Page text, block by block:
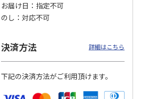
「犬夜叉」アクリル
ジオラマスタンド
（殺生丸）
5.0 （4）
3,300円
(送料別・税込)
大谷翔平 THE
GOLDEN TWO-WAY
アクリルス…
5.0 （4）
2,750円
(送料別・税込)
お届け日
指定不可
のし
対応不可
決済方法 詳細はこちら
下記の決済方法がご利用頂けます。